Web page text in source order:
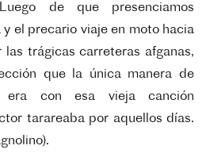
de que presenciamos
el precario viaje en moto hacia
las trágicas carreteras afganas,
que la única manera de
era con esa vieja canción
tarareaba por aquellos días.